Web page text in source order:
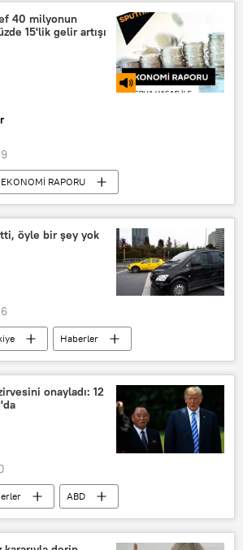
Faik Öztrak
40 milyonun
15'lik gelir artışı
EKONOMİ RAPORU
Yağcı
öyle bir şey yok
Haberler
Taksi
onayladı: 12
ABD
Kim Jong-un
Mike Pompeo